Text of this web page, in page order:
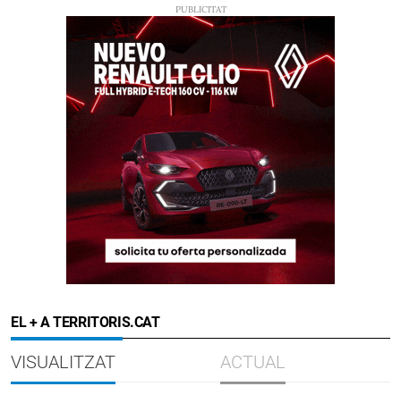
EL + A TERRITORIS.CAT
VISUALITZAT ACTUAL